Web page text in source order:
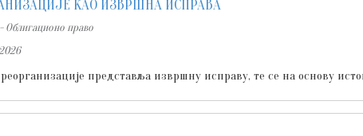
КАО ИЗВРШНА ИСПРАВА
Облигационо право
представља извршну исправу, те се на основу